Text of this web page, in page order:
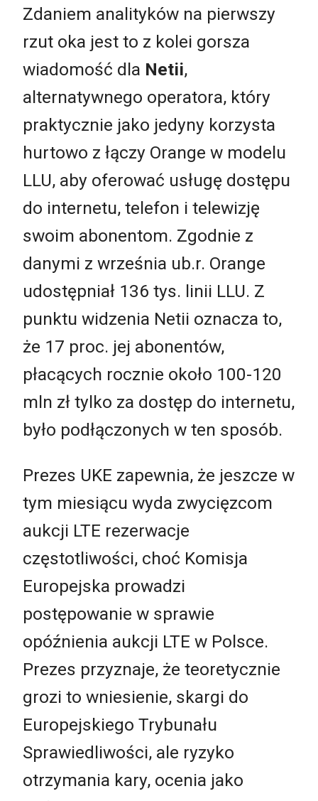
Zdaniem analityków na pierwszy
rzut oka jest to z kolei gorsza
wiadomość dla Netii,
alternatywnego operatora, który
praktycznie jako jedyny korzysta
hurtowo z łączy Orange w modelu
LLU, aby oferować usługę dostępu
do internetu, telefon i telewizję
swoim abonentom. Zgodnie z
danymi z września ub.r. Orange
udostępniał 136 tys. linii LLU. Z
punktu widzenia Netii oznacza to,
że 17 proc. jej abonentów,
płacących rocznie około 100-120
mln zł tylko za dostęp do internetu,
było podłączonych w ten sposób.
Prezes UKE zapewnia, że jeszcze w
tym miesiącu wyda zwycięzcom
aukcji LTE rezerwacje
częstotliwości, choć Komisja
Europejska prowadzi
postępowanie w sprawie
opóźnienia aukcji LTE w Polsce.
Prezes przyznaje, że teoretycznie
grozi to wniesienie, skargi do
Europejskiego Trybunału
Sprawiedliwości, ale ryzyko
otrzymania kary, ocenia jako